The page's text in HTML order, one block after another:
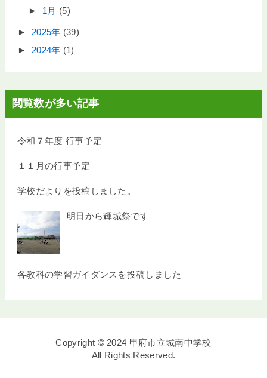
► 1月 (5)
► 2025年 (39)
► 2024年 (1)
閲覧数が多い記事
令和７年度 行事予定
１１月の行事予定
学校だよりを投稿しました。
明日から輝城祭です
各教科の学習ガイダンスを投稿しました
Copyright © 2024 甲府市立城南中学校
All Rights Reserved.